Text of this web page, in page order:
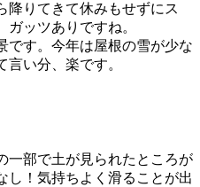
降りてきて休みもせずにス
ッツありですね。
です。今年は屋根の雪が少な
い分、楽です。
一部で土が見られたところが
し！気持ちよく滑ることが出